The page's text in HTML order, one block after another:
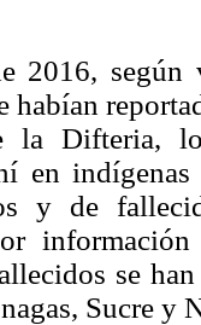
2016,
habían
la Difteria,
en indígenas
y de
se
Sucre y